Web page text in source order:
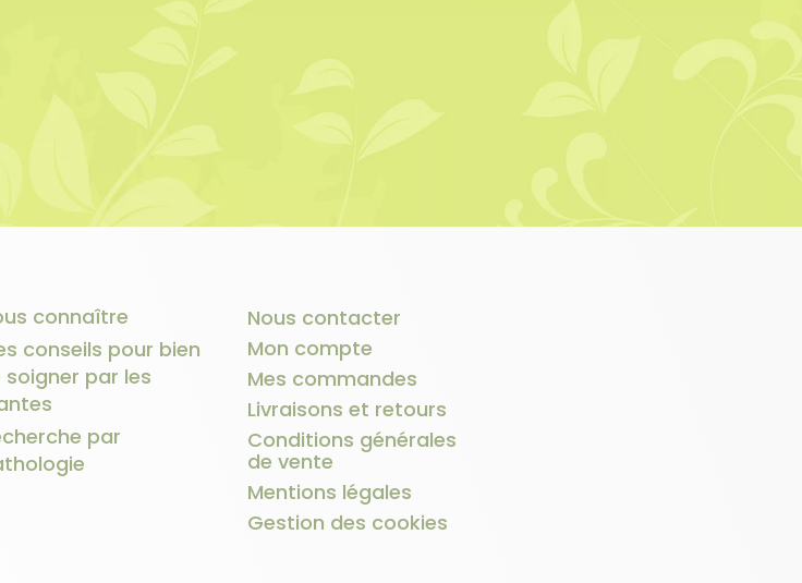
connaître
conseils pour bien
soigner par les
par
Nous contacter
Mon compte
Mes commandes
Livraisons et retours
Conditions générales
de vente
Mentions légales
Gestion des cookies